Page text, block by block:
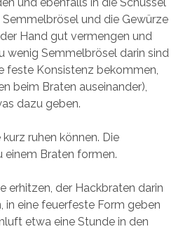
Semmelbrösel und die Gewürze
Hand gut vermengen und
wenig Semmelbrösel darin sind
feste Konsistenz bekommen,
beim Braten auseinander),
dazu geben.
ruhen können. Die
einem Braten formen.
erhitzen, der Hackbraten darin
in eine feuerfeste Form geben
etwa eine Stunde in den